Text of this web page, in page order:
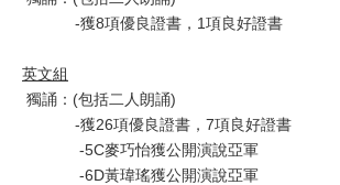
-獲8項優良證書，1項良好證書
英文組
獨誦：(包括二人朗誦)
-獲26項優良證書，7項良好證書
-5C麥巧怡獲公開演說亞軍
-6D黃瑋瑤獲公開演說亞軍